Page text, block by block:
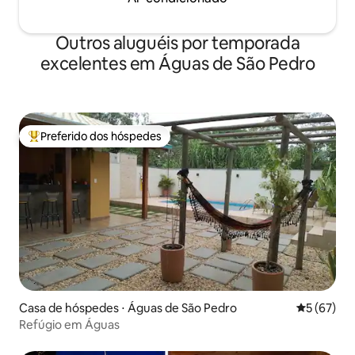
Outros aluguéis por temporada
excelentes em Águas de São Pedro
Entre os melhores preferidos dos hóspedes
Preferido dos hóspedes
Casa de hóspedes ⋅ Águas de São Pedro 5 de uma
5 (67)
Refúgio em Águas